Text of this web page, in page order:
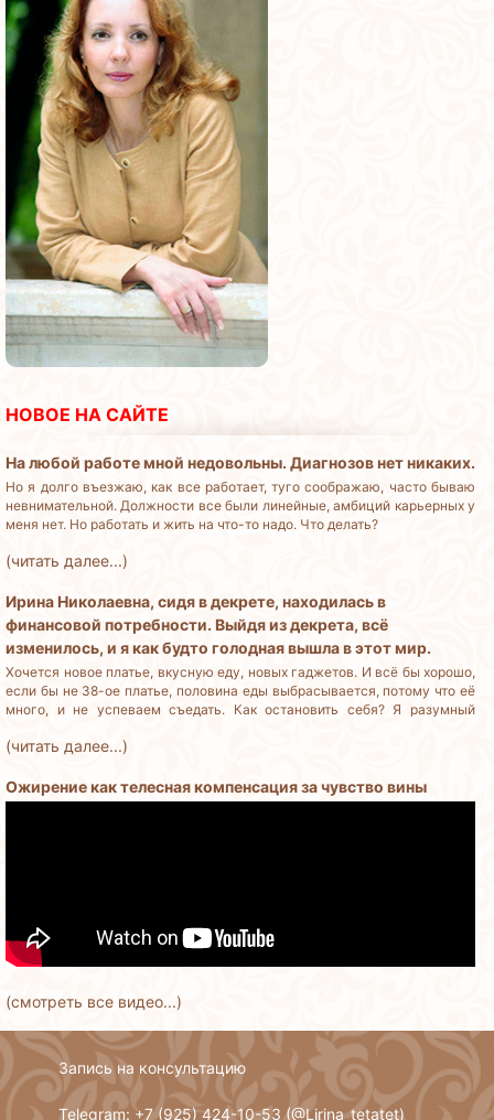
НОВОЕ НА САЙТЕ
На любой работе мной недовольны. Диагнозов нет никаких.
Но я долго въезжаю, как все работает, туго соображаю, часто бываю
невнимательной. Должности все были линейные, амбиций карьерных у
меня нет. Но работать и жить на что-то надо. Что делать?
(читать далее...)
Ирина Николаевна, сидя в декрете, находилась в
финансовой потребности. Выйдя из декрета, всё
изменилось, и я как будто голодная вышла в этот мир.
Хочется новое платье, вкусную еду, новых гаджетов. И всё бы хорошо,
если бы не 38-ое платье, половина еды выбрасывается, потому что её
много, и не успеваем съедать. Как остановить себя? Я разумный
(читать далее...)
Ожирение как телесная компенсация за чувство вины
(смотреть все видео...)
Запись на консультацию
Telegram: +7 (925) 424-10-53 (@Lirina_tetatet)